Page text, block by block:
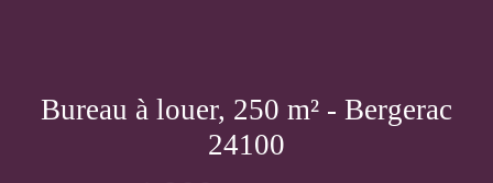
Bureau à louer, 250 m² - Bergerac
24100